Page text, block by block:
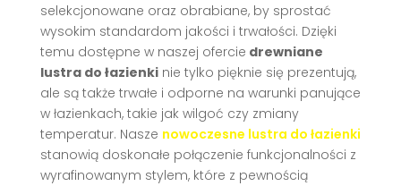
selekcjonowane oraz obrabiane, by sprostać
wysokim standardom jakości i trwałości. Dzięki
temu dostępne w naszej ofercie drewniane
lustra do łazienkinie tylko pięknie się prezentują,
ale są także trwałe i odporne na warunki panujące
w łazienkach, takie jak wilgoć czy zmiany
temperatur. Nasze nowoczesne lustra do łazienki
stanowią doskonałe połączenie funkcjonalności z
wyrafinowanym stylem, które z pewnością